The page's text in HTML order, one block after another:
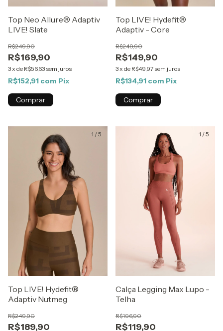
Top Neo Allure® Adaptiv
LIVE! Slate
R$169,90
R$249,90
3x de R$56,63 sem juros
R$152,91 com Pix
Comprar
Top LIVE! Hydefit®
Adaptiv - Core
R$149,90
R$249,90
3x de R$49,97 sem juros
R$134,91 com Pix
Comprar
1 /5
Top LIVE! Hydefit®
Adaptiv Nutmeg
R$189,90
R$249,90
1 /5
Calça Legging Max Lupo -
Telha
R$119,90
R$196,90